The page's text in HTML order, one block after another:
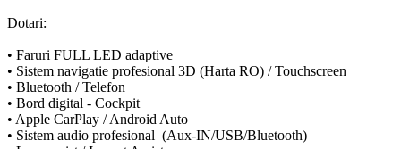
Dotari:
• Faruri FULL LED adaptive
• Sistem navigatie profesional 3D (Harta RO) / Touchscreen
• Bluetooth / Telefon
• Bord digital - Cockpit
• Apple CarPlay / Android Auto
• Sistem audio profesional (Aux-IN/USB/Bluetooth)